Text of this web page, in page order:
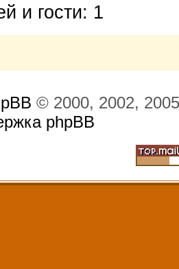
и гости: 1
© 2000, 2002,
phpBB